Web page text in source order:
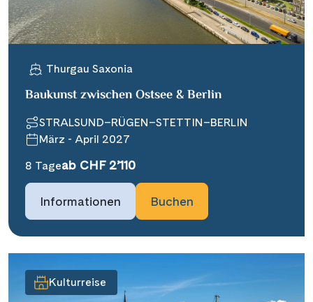
Thurgau Saxonia
Baukunst zwischen Ostsee & Berlin
STRALSUND–RÜGEN–STETTIN–BERLIN
März - April 2027
8 Tageab CHF 2’110
Informationen Buchen
Kulturreise